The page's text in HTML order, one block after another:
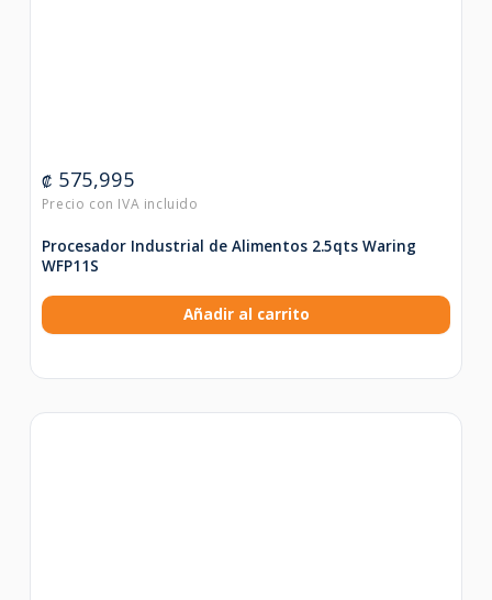
₡ 575,995
Procesador Industrial de Alimentos 2.5qts Waring
WFP11S
Añadir al carrito